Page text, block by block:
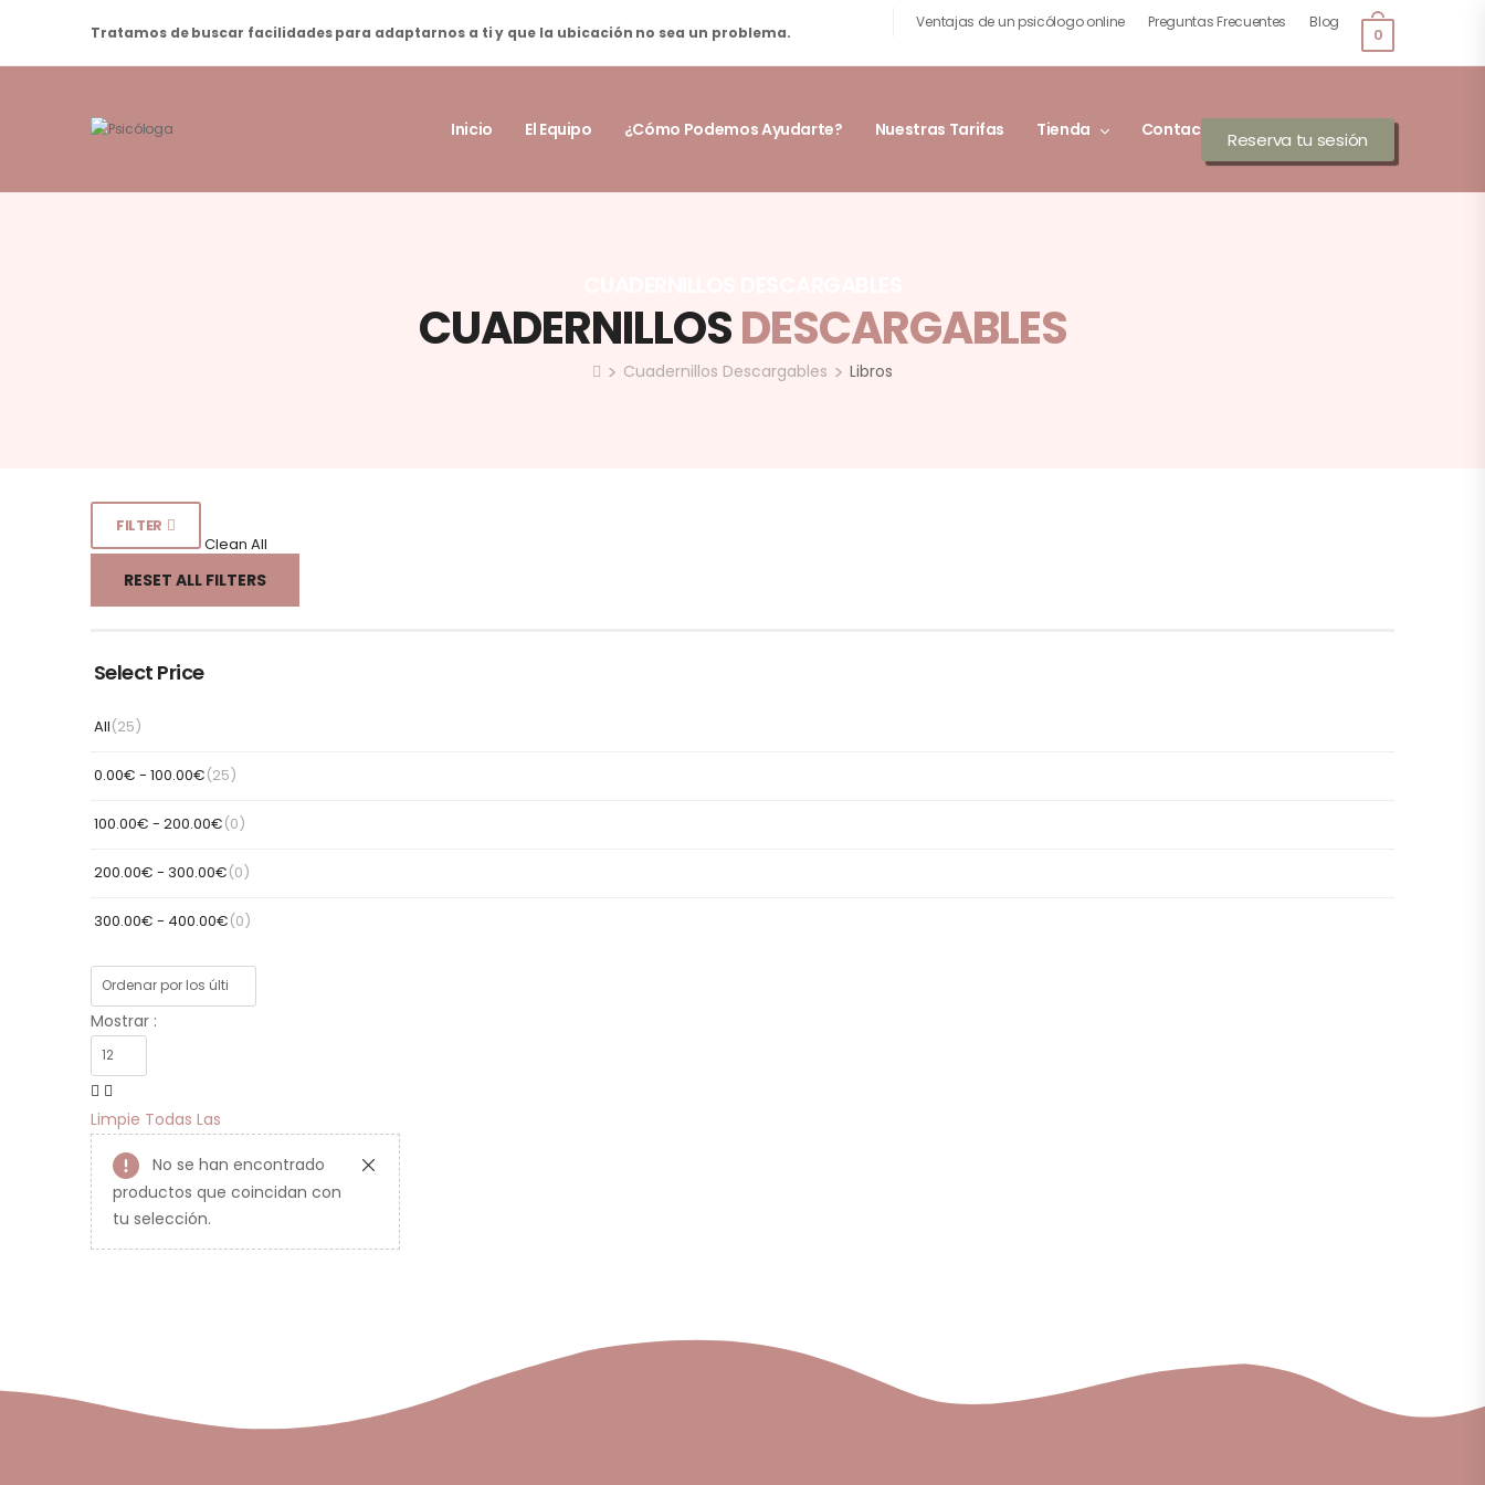
Tratamos de buscar facilidades para adaptarnos a ti y que la ubicación no sea un problema.
Ventajas de un psicólogo online Preguntas Frecuentes Blog
0
Inicio El Equipo ¿Cómo Podemos Ayudarte? Nuestras Tarifas Tienda Contacto Reserva tu sesión
CUADERNILLOSDESCARGABLES
> Cuadernillos Descargables > Libros
FILTER
Clean All
RESET ALL FILTERS
Select Price
All(25)
0.00€ - 100.00€(25)
100.00€ - 200.00€(0)
200.00€ - 300.00€(0)
300.00€ - 400.00€(0)
Mostrar :
Limpie Todas Las
No se han encontrado
productos que coincidan con
tu selección.